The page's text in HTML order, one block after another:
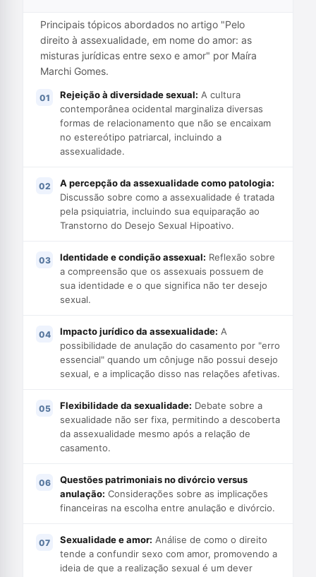
Principais tópicos abordados no artigo "Pelo
direito à assexualidade, em nome do amor: as
misturas jurídicas entre sexo e amor" por Maíra
Marchi Gomes.
Rejeição à diversidade sexual: A cultura
contemporânea ocidental marginaliza diversas
formas de relacionamento que não se encaixam
no estereótipo patriarcal, incluindo a
assexualidade.
A percepção da assexualidade como patologia:
Discussão sobre como a assexualidade é tratada
pela psiquiatria, incluindo sua equiparação ao
Transtorno do Desejo Sexual Hipoativo.
Identidade e condição assexual: Reflexão sobre
a compreensão que os assexuais possuem de
sua identidade e o que significa não ter desejo
sexual.
Impacto jurídico da assexualidade: A
possibilidade de anulação do casamento por "erro
essencial" quando um cônjuge não possui desejo
sexual, e a implicação disso nas relações afetivas.
Flexibilidade da sexualidade: Debate sobre a
sexualidade não ser fixa, permitindo a descoberta
da assexualidade mesmo após a relação de
casamento.
Questões patrimoniais no divórcio versus
anulação: Considerações sobre as implicações
financeiras na escolha entre anulação e divórcio.
Sexualidade e amor: Análise de como o direito
tende a confundir sexo com amor, promovendo a
ideia de que a realização sexual é um dever